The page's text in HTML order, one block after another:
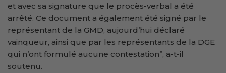
et avec sa signature que le procès-verbal a été
arrêté. Ce document a également été signé par le
représentant de la GMD, aujourd’hui déclaré
vainqueur, ainsi que par les représentants de la DGE
qui n’ont formulé aucune contestation’’, a-t-il
soutenu.